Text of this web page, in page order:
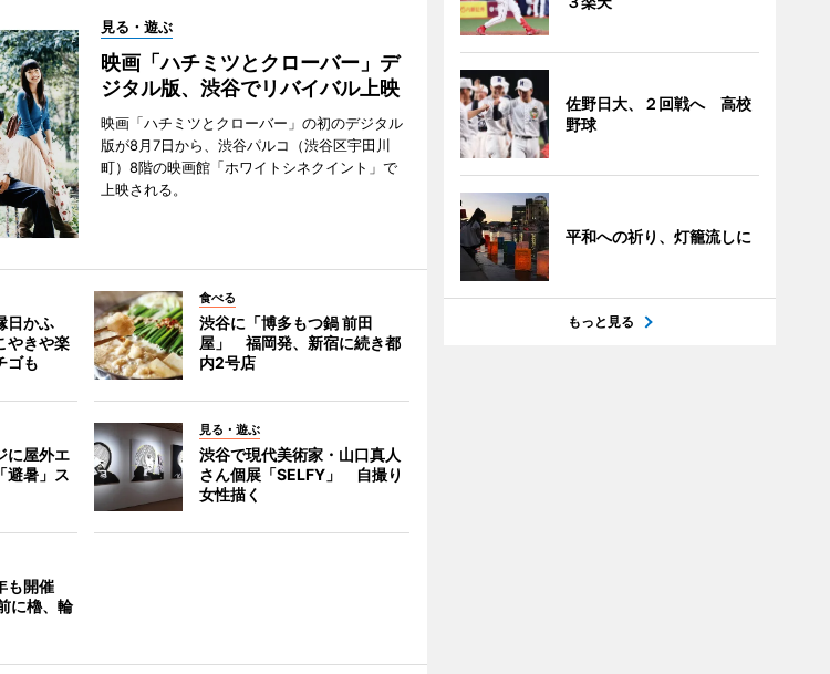
見る・遊ぶ
映画「ハチミツとクローバー」デ
ジタル版、渋谷でリバイバル上映
映画「ハチミツとクローバー」の初のデジタル
版が8月7日から、渋谷パルコ（渋谷区宇田川
町）8階の映画館「ホワイトシネクイント」で
上映される。
日かふ
やきや楽
ゴも
食べる
渋谷に「博多もつ鍋 前田
屋」 福岡発、新宿に続き都
内2号店
に屋外エ
避暑」ス
見る・遊ぶ
渋谷で現代美術家・山口真人
さん個展「SELFY」 自撮り
女性描く
も開催
に櫓、輪
佐野日大、２回戦へ 高校
野球
平和への祈り、灯籠流しに
もっと見る